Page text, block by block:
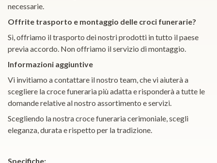
necessarie.
Offrite trasporto e montaggio delle croci funerarie?
Sì, offriamo il trasporto dei nostri prodotti in tutto il paese
previa accordo. Non offriamo il servizio di montaggio.
Informazioni aggiuntive
Vi invitiamo a contattare il nostro team, che vi aiuterà a
scegliere la croce funeraria più adatta e risponderà a tutte le
domande relative al nostro assortimento e servizi.
Scegliendo la nostra croce funeraria cerimoniale, scegli
eleganza, durata e rispetto per la tradizione.
Specifiche: